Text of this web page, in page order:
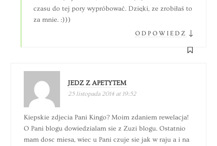
czasu do tej pory wypróbować. Dzięki, ze zrobiłaś to
za mnie. :)))
ODPOWIEDZ ↓
JEDZ Z APETYTEM
25 listopada 2014 at 19:52
Kiepskie zdjecia Pani Kingo? Moim zdaniem rewelacja!
O Pani blogu dowiedzialam sie z Zuzi blogu. Ostatnio
mam dosc miesa, wiec u Pani czuje sie jak w raju a i na